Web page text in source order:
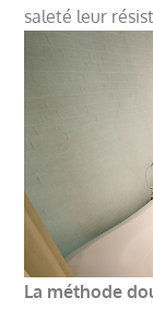
saleté leur
La méthode